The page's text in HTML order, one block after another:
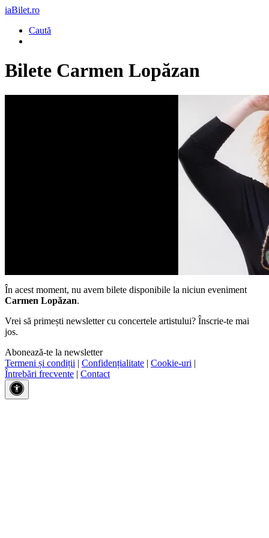
iaBilet.ro
Caută
Bilete Carmen Lopăzan
În acest moment, nu avem bilete disponibile la niciun eveniment
Carmen Lopăzan.
Vrei să primești newsletter cu concertele artistului? Înscrie-te mai
jos.
Abonează-te la newsletter
Termeni și condiții | Confidențialitate | Cookie-uri |
Întrebări frecvente | Contact